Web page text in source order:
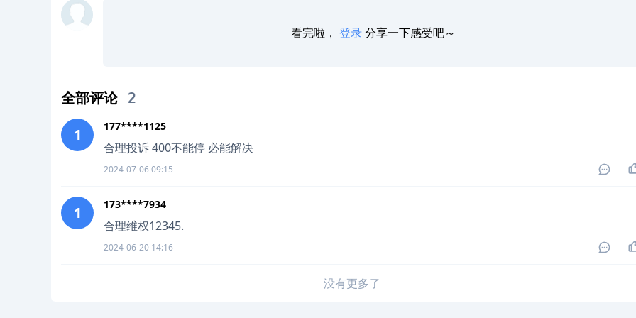
看完啦， 登录分享一下感受吧～
全部评论 2
1 177****1125
合理投诉 400不能停 必能解决
2024-07-06 09:15
1 173****7934
合理维权12345.
2024-06-20 14:16
没有更多了